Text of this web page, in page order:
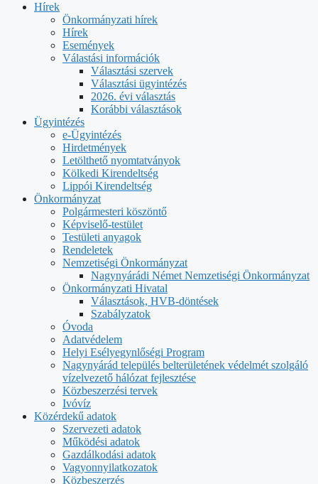
Hírek
Önkormányzati hírek
Hírek
Események
Válastási információk
Választási szervek
Választási ügyintézés
2026. évi választás
Korábbi választások
Ügyintézés
e-Ügyintézés
Hirdetmények
Letölthető nyomtatványok
Kölkedi Kirendeltség
Lippói Kirendeltség
Önkormányzat
Polgármesteri köszöntő
Képviselő-testület
Testületi anyagok
Rendeletek
Nemzetiségi Önkormányzat
Nagynyárádi Német Nemzetiségi Önkormányzat
Önkormányzati Hivatal
Választások, HVB-döntések
Szabályzatok
Óvoda
Adatvédelem
Helyi Esélyegynlőségi Program
Nagynyárád település belterületének védelmét szolgáló
vízelvezető hálózat fejlesztése
Közbeszerzési tervek
Ivóvíz
Közérdekű adatok
Szervezeti adatok
Működési adatok
Gazdálkodási adatok
Vagyonnyilatkozatok
Közbeszerzés